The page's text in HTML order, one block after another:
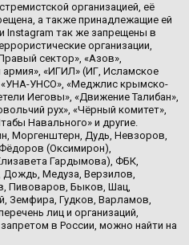
организацией, её
а также принадлежащие ей
Instagram так же запрещены в
организации,
сектор», «Азов»,
армия», «ИГИЛ» (ИГ, Исламское
«УНА-УНСО», «Меджлис крымско-
Иеговы», «Движение Талибан»,
рух», «Чёрный комитет»,
Навального» и другие.
Моргенштерн, Дудь, Невзоров,
(Оксимирон),
Гардымова), ФБК,
Медуза, Верзилов,
Пивоваров, Быков, Шац,
Земфира, Гудков, Варламов,
лиц и организаций,
в России, можно найти на